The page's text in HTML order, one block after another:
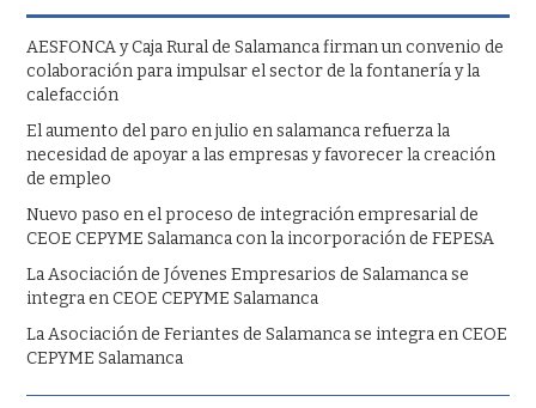
AESFONCA y Caja Rural de Salamanca firman un convenio de
colaboración para impulsar el sector de la fontanería y la
calefacción
El aumento del paro en julio en salamanca refuerza la
necesidad de apoyar a las empresas y favorecer la creación
de empleo
Nuevo paso en el proceso de integración empresarial de
CEOE CEPYME Salamanca con la incorporación de FEPESA
La Asociación de Jóvenes Empresarios de Salamanca se
integra en CEOE CEPYME Salamanca
La Asociación de Feriantes de Salamanca se integra en CEOE
CEPYME Salamanca